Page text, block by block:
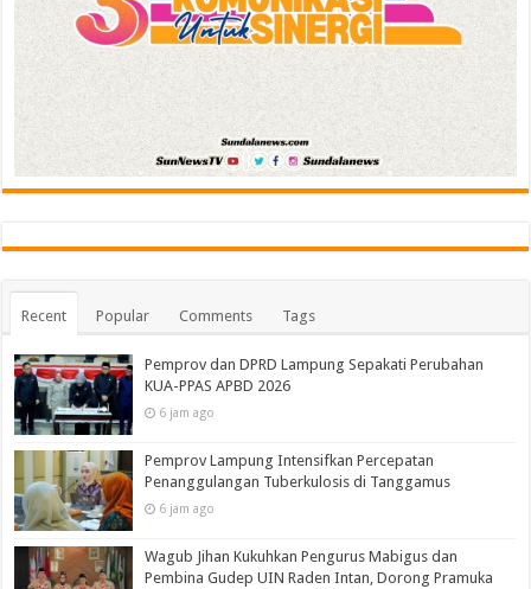
Recent Popular Comments Tags
Pemprov dan DPRD Lampung Sepakati Perubahan
KUA-PPAS APBD 2026
6 jam ago
Pemprov Lampung Intensifkan Percepatan
Penanggulangan Tuberkulosis di Tanggamus
6 jam ago
Wagub Jihan Kukuhkan Pengurus Mabigus dan
Pembina Gudep UIN Raden Intan, Dorong Pramuka